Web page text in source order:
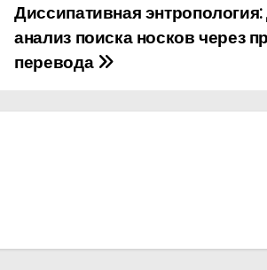
Диссипативная
анализ поиска носков через
перевода